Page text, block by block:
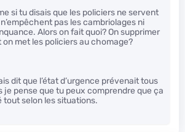
si tu disais que les policiers ne servent
pas les cambriolages ni
Alors on fait quoi? On supprimer
on met les policiers au chomage?
dit que l’état d’urgence prévenait tous
je pense que tu peux comprendre que ça
tout selon les situations.